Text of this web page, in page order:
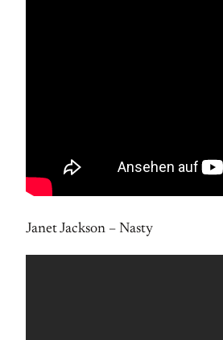
Janet Jackson – Nasty